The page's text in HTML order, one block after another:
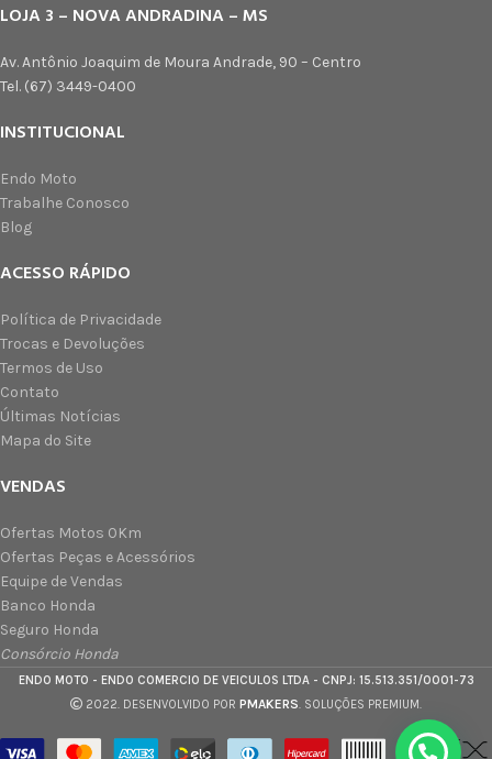
LOJA 3 – NOVA ANDRADINA – MS
Av. Antônio Joaquim de Moura Andrade, 90 – Centro
Tel. (67) 3449-0400
INSTITUCIONAL
Endo Moto
Trabalhe Conosco
Blog
ACESSO RÁPIDO
Política de Privacidade
Trocas e Devoluções
Termos de Uso
Contato
Últimas Notícias
Mapa do Site
VENDAS
Ofertas Motos 0Km
Ofertas Peças e Acessórios
Equipe de Vendas
Banco Honda
Seguro Honda
Consórcio Honda
ENDO MOTO - ENDO COMERCIO DE VEICULOS LTDA - CNPJ: 15.513.351/0001-73
2022. DESENVOLVIDO POR PMAKERS. SOLUÇÕES PREMIUM.